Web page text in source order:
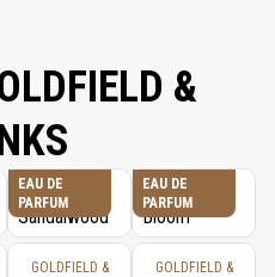
&
EAU DE
PARFUM
GOLDFIELD &
EAU DE
PARFUM
GOLDFIELD &